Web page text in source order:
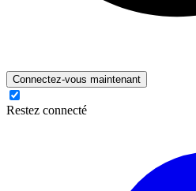
Connectez-vous maintenant
Restez connecté